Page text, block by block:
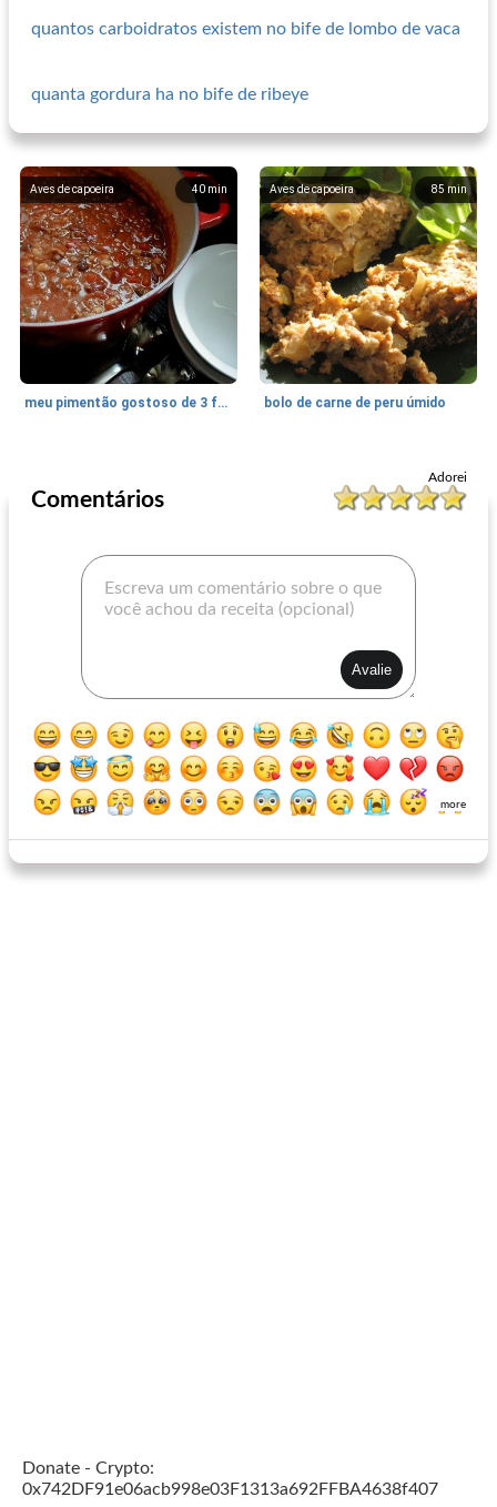
quantos carboidratos existem no bife de lombo de vaca
quanta gordura ha no bife de ribeye
40 min
Aves de capoeira
meu pimentão gostoso de 3 feijões
85 min
Aves de capoeira
bolo de carne de peru úmido
Adorei
Comentários
more
Donate - Crypto:
0x742DF91e06acb998e03F1313a692FFBA4638f407